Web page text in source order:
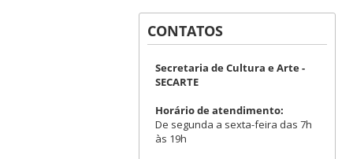
CONTATOS
Secretaria de Cultura e Arte -
SECARTE
Horário de atendimento:
De segunda a sexta-feira das 7h
às 19h